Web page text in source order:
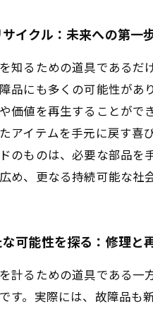
イクル：未来への第一
知るための道具であるだ
品にも多くの可能性が
価値を再生することがで
アイテムを手元に戻す喜
のものは、必要な部品を
め、更なる持続可能な社
可能性を探る：修理と
計るための道具である一
す。実際には、故障品も